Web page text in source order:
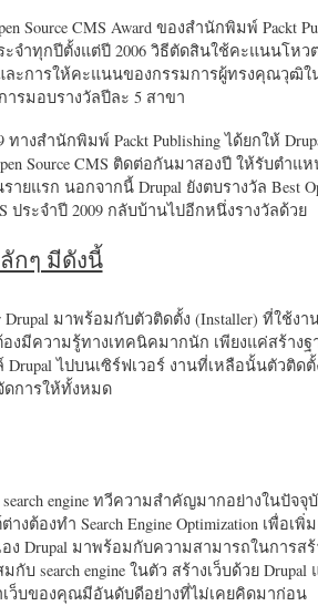
Source CMS Award ของสำนักพิมพ์ Packt
ะจำทุกปีตั้งแต่ปี 2006 วิธีตัดสินใช้คะแนนโหว
ละการให้คะแนนของกรรมการผู้ทรงคุณวุฒิใ
รมอบรางวัลปีละ 5 สาขา
ทางสำนักพิมพ์ Packt Publishing ได้ยกให้
Source CMS ติดต่อกันมาสองปี ให้รับตำแ
รายแรก นอกจากนี้ Drupal ยังตบรางวัล Best
ประจำปี 2009 กลับบ้านไปอีกหนึ่งรางวัลด้วย
กๆ มีดังนี้
Drupal มาพร้อมกับตัวติดตั้ง (Installer) ที่ใช้งา
องมีความรู้ทางเทคนิคมากนัก เพียงแค่สร้าง
Drupal ไปบนเซิร์ฟเวอร์ งานที่เหลือนั้นตัวติดตั้
ดการให้ทั้งหมด
engine ทวีความสำคัญมากอย่างในปัจจุ
างต้องทำ Search Engine Optimization เพื่อเ
อง Drupal มาพร้อมกับความสามารถในการสร้
กับ search engine ในตัว สร้างเว็บด้วย
เว็บของคุณมีอันดับดีอย่างที่ไม่เคยคิดมาก่อน